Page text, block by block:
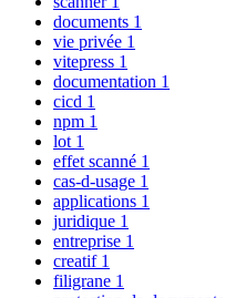
documents 1
vie privée 1
vitepress 1
documentation 1
cicd 1
npm 1
lot 1
effet scanné 1
cas-d-usage 1
applications 1
juridique 1
entreprise 1
creatif 1
filigrane 1